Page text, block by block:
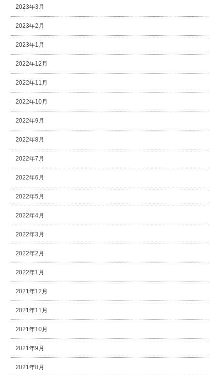
2023年3月
2023年2月
2023年1月
2022年12月
2022年11月
2022年10月
2022年9月
2022年8月
2022年7月
2022年6月
2022年5月
2022年4月
2022年3月
2022年2月
2022年1月
2021年12月
2021年11月
2021年10月
2021年9月
2021年8月